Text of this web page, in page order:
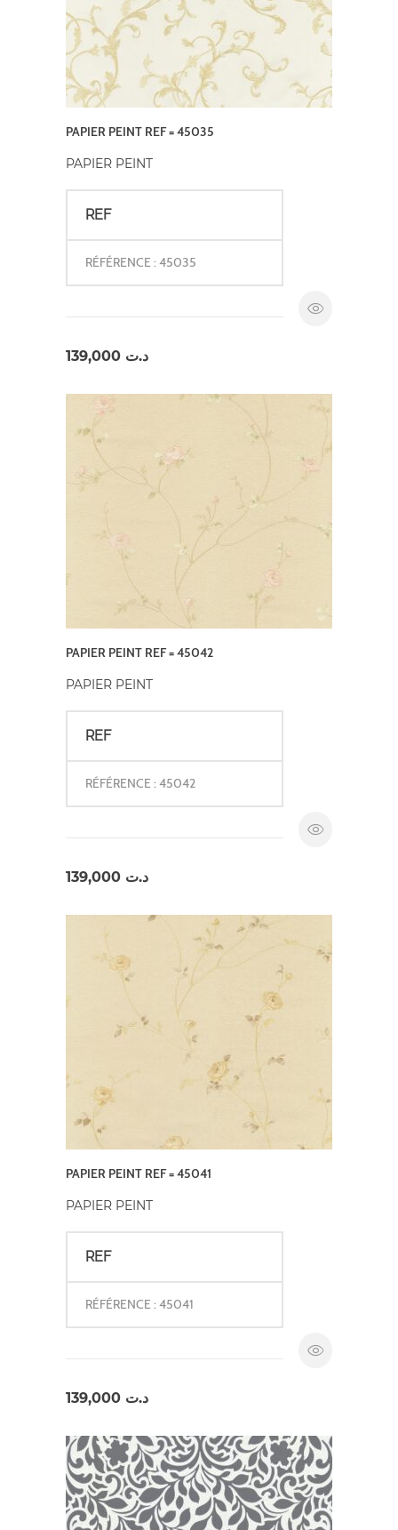
PAPIER PEINT REF = 45035
PAPIER PEINT
REF
RÉFÉRENCE : 45035
د.ت
PAPIER PEINT REF = 45042
PAPIER PEINT
REF
RÉFÉRENCE : 45042
د.ت
PAPIER PEINT REF = 45041
PAPIER PEINT
REF
RÉFÉRENCE : 45041
د.ت